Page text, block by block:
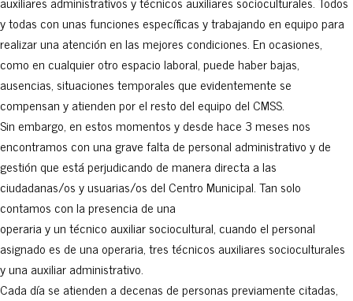
y todas con unas funciones específicas y trabajando en equipo para
realizar una atención en las mejores condiciones. En ocasiones,
como en cualquier otro espacio laboral, puede haber bajas,
ausencias, situaciones temporales que evidentemente se
compensan y atienden por el resto del equipo del CMSS.
Sin embargo, en estos momentos y desde hace 3 meses nos
encontramos con una grave falta de personal administrativo y de
gestión que está perjudicando de manera directa a las
ciudadanas/os y usuarias/os del Centro Municipal. Tan solo
contamos con la presencia de una
operaria y un técnico auxiliar sociocultural, cuando el personal
asignado es de una operaria, tres técnicos auxiliares socioculturales
y una auxiliar administrativo.
Cada día se atienden a decenas de personas previamente citadas,